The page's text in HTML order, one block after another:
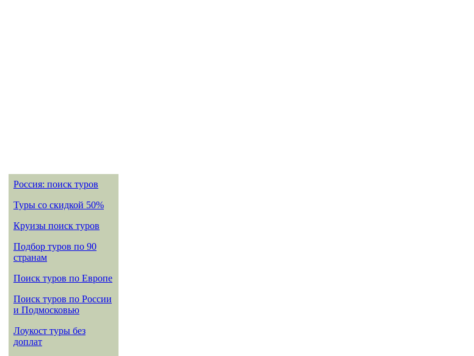
Россия: поиск туров
Туры со скидкой 50%
Круизы поиск туров
Подбор туров по 90
странам
Поиск туров по Европе
Поиск туров по России
и Подмосковью
Лоукост туры без
доплат